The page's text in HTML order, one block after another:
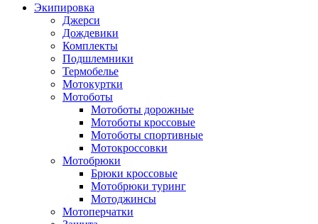
Экипировка
Джерси
Дождевики
Комплекты
Подшлемники
Термобелье
Мотокуртки
Мотоботы
Мотоботы дорожные
Мотоботы кроссовые
Мотоботы спортивные
Мотокроссовки
Мотобрюки
Брюки кроссовые
Мотобрюки туринг
Мотоджинсы
Мотоперчатки